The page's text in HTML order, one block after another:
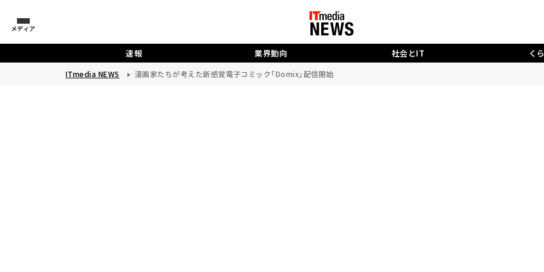
メディア
速報 業界動向 社会とIT く
ITmedia NEWS 漫画家たちが考えた新感覚電子コミック「Domix」配信開始